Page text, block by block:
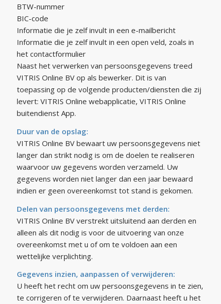
BTW-nummer
BIC-code
Informatie die je zelf invult in een e-mailbericht
Informatie die je zelf invult in een open veld, zoals in
het contactformulier
Naast het verwerken van persoonsgegevens treed
VITRIS Online BV op als bewerker. Dit is van
toepassing op de volgende producten/diensten die zij
levert: VITRIS Online webapplicatie, VITRIS Online
buitendienst App.
Duur van de opslag:
VITRIS Online BV bewaart uw persoonsgegevens niet
langer dan strikt nodig is om de doelen te realiseren
waarvoor uw gegevens worden verzameld. Uw
gegevens worden niet langer dan een jaar bewaard
indien er geen overeenkomst tot stand is gekomen.
Delen van persoonsgegevens met derden:
VITRIS Online BV verstrekt uitsluitend aan derden en
alleen als dit nodig is voor de uitvoering van onze
overeenkomst met u of om te voldoen aan een
wettelijke verplichting.
Gegevens inzien, aanpassen of verwijderen:
U heeft het recht om uw persoonsgegevens in te zien,
te corrigeren of te verwijderen. Daarnaast heeft u het